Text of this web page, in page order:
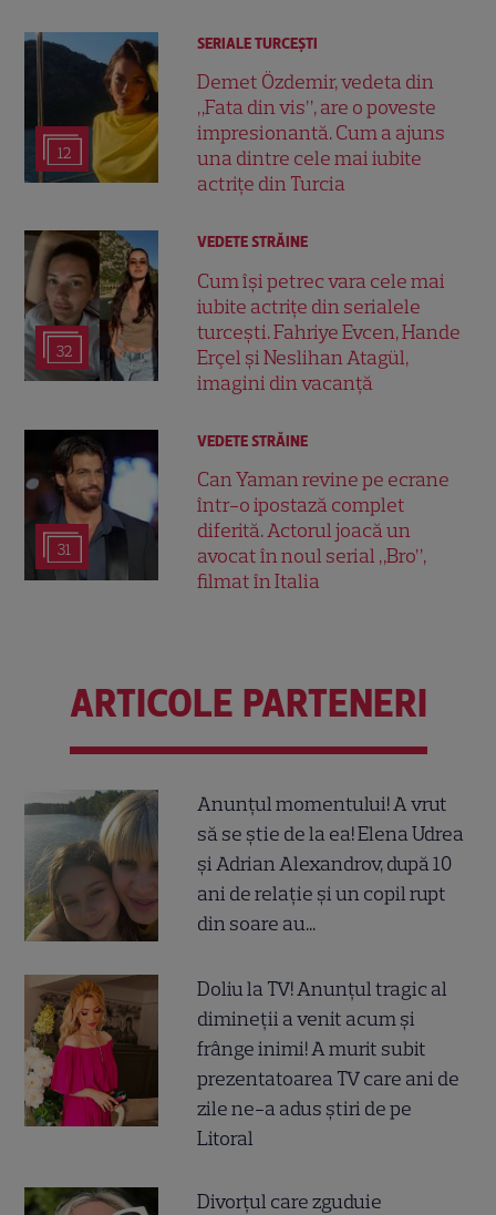
12
SERIALE TURCEŞTI
Demet Özdemir, vedeta din
„Fata din vis”, are o poveste
impresionantă. Cum a ajuns
una dintre cele mai iubite
actrițe din Turcia
32
VEDETE STRĂINE
Cum își petrec vara cele mai
iubite actrițe din serialele
turcești. Fahriye Evcen, Hande
Erçel și Neslihan Atagül,
imagini din vacanță
31
VEDETE STRĂINE
Can Yaman revine pe ecrane
într-o ipostază complet
diferită. Actorul joacă un
avocat în noul serial „Bro”,
filmat în Italia
ARTICOLE PARTENERI
Anunțul momentului! A vrut
să se știe de la ea! Elena Udrea
și Adrian Alexandrov, după 10
ani de relație și un copil rupt
din soare au...
Doliu la TV! Anunțul tragic al
dimineții a venit acum și
frânge inimi! A murit subit
prezentatoarea TV care ani de
zile ne-a adus știri de pe
Litoral
Divorțul care zguduie